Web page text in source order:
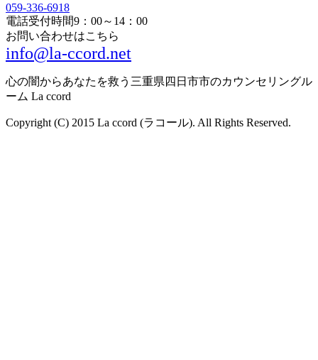
059-336-6918
電話受付時間9：00～14：00
お問い合わせはこちら
info@la-ccord.net
心の闇からあなたを救う三重県四日市市のカウンセリングル
ーム La ccord
Copyright (C) 2015 La ccord (ラコール). All Rights Reserved.